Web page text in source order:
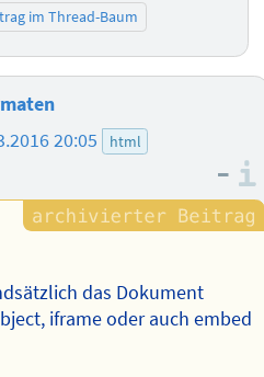
im Thread-Baum
20:05 html
–
das Dokument
iframe oder auch embed